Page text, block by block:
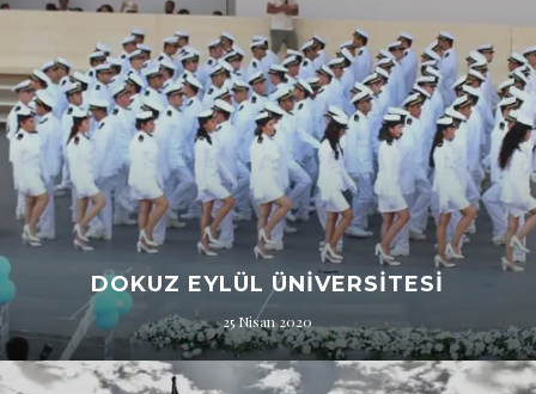
DOKUZ EYLÜL ÜNIVERSITESI
25 Nisan 2020